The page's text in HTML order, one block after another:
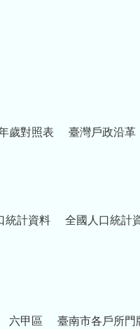
歲對照表 臺灣戶政沿革
統計資料 全國人口統計
六甲區 臺南市各戶所門